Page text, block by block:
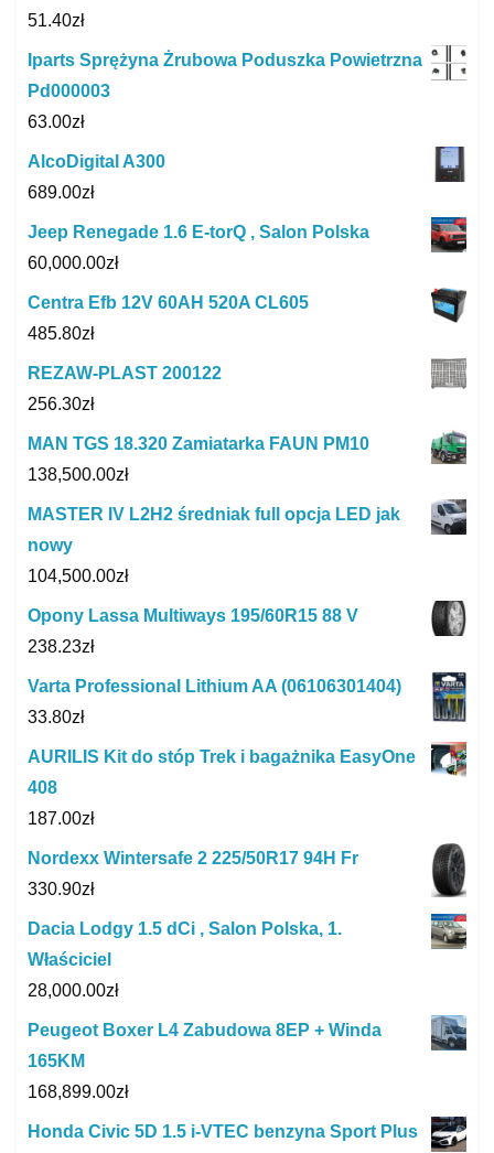
51.40zł
Iparts Sprężyna Żrubowa Poduszka Powietrzna
Pd000003
63.00zł
AlcoDigital A300
689.00zł
Jeep Renegade 1.6 E-torQ , Salon Polska
60,000.00zł
Centra Efb 12V 60AH 520A CL605
485.80zł
REZAW-PLAST 200122
256.30zł
MAN TGS 18.320 Zamiatarka FAUN PM10
138,500.00zł
MASTER IV L2H2 średniak full opcja LED jak
nowy
104,500.00zł
Opony Lassa Multiways 195/60R15 88 V
238.23zł
Varta Professional Lithium AA (06106301404)
33.80zł
AURILIS Kit do stóp Trek i bagażnika EasyOne
408
187.00zł
Nordexx Wintersafe 2 225/50R17 94H Fr
330.90zł
Dacia Lodgy 1.5 dCi , Salon Polska, 1.
Właściciel
28,000.00zł
Peugeot Boxer L4 Zabudowa 8EP + Winda
165KM
168,899.00zł
Honda Civic 5D 1.5 i-VTEC benzyna Sport Plus